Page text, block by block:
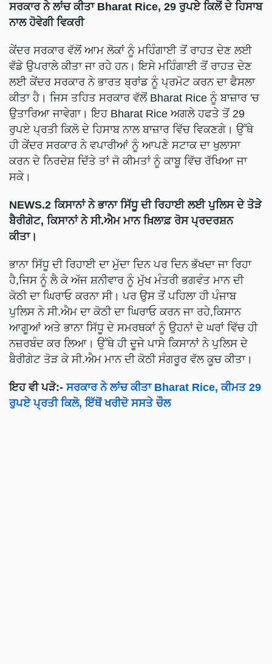
ਸਰਕਾਰ ਨੇ ਲਾਂਚ ਕੀਤਾ Bharat Rice, 29 ਰੁਪਏ ਕਿਲੋਂ ਦੇ ਹਿਸਾਬ
ਨਾਲ ਹੋਵੇਗੀ ਵਿਕਰੀ
ਕੇਂਦਰ ਸਰਕਾਰ ਵੱਲੋਂ ਆਮ ਲੋਕਾਂ ਨੂੰ ਮਹਿੰਗਾਈ ਤੋਂ ਰਾਹਤ ਦੇਣ ਲਈ
ਵੱਡੇ ਉਪਰਾਲੇ ਕੀਤਾ ਜਾ ਰਹੇ ਹਨ। ਇਸੇ ਮਹਿੰਗਾਈ ਤੋਂ ਰਾਹਤ ਦੇਣ
ਲਈ ਕੇਂਦਰ ਸਰਕਾਰ ਨੇ ਭਾਰਤ ਬ੍ਰਾਂਡ ਨੂੰ ਪ੍ਰਮੋਟ ਕਰਨ ਦਾ ਫੈਸਲਾ
ਕੀਤਾ ਹੈ। ਜਿਸ ਤਹਿਤ ਸਰਕਾਰ ਵੱਲੋਂ Bharat Rice ਨੂੰ ਬਾਜ਼ਾਰ 'ਚ
ਉਤਾਰਿਆ ਜਾਵੇਗਾ। ਇਹ Bharat Rice ਅਗਲੇ ਹਫਤੇ ਤੋਂ 29
ਰੁਪਏ ਪ੍ਰਤੀ ਕਿਲੋ ਦੇ ਹਿਸਾਬ ਨਾਲ ਬਾਜ਼ਾਰ ਵਿੱਚ ਵਿਕਣਗੇ। ਉੱਥੇ
ਹੀ ਕੇਂਦਰ ਸਰਕਾਰ ਨੇ ਵਪਾਰੀਆਂ ਨੂੰ ਆਪਣੇ ਸਟਾਕ ਦਾ ਖੁਲਾਸਾ
ਕਰਨ ਦੇ ਨਿਰਦੇਸ਼ ਦਿੱਤੇ ਤਾਂ ਜੋ ਕੀਮਤਾਂ ਨੂੰ ਕਾਬੂ ਵਿੱਚ ਰੱਖਿਆ ਜਾ
ਸਕੇ।
NEWS.2 ਕਿਸਾਨਾਂ ਨੇ ਭਾਨਾ ਸਿੱਧੂ ਦੀ ਰਿਹਾਈ ਲਈ ਪੁਲਿਸ ਦੇ ਤੋੜੇ
ਬੈਰੀਗੇਟ, ਕਿਸਾਨਾਂ ਨੇ ਸੀ.ਐਮ ਮਾਨ ਖ਼ਿਲਾਫ਼ ਰੋਸ ਪ੍ਰਦਰਸ਼ਨ
ਕੀਤਾ।
ਭਾਨਾ ਸਿੱਧੂ ਦੀ ਰਿਹਾਈ ਦਾ ਮੁੱਦਾ ਦਿਨ ਪਰ ਦਿਨ ਭੱਖਦਾ ਜਾ ਰਿਹਾ
ਹੈ,ਜਿਸ ਨੂੰ ਲੈ ਕੇ ਅੱਜ ਸ਼ਨੀਵਾਰ ਨੂੰ ਮੁੱਖ ਮੰਤਰੀ ਭਗਵੰਤ ਮਾਨ ਦੀ
ਕੋਠੀ ਦਾ ਘਿਰਾਓ ਕਰਨਾ ਸੀ। ਪਰ ਉਸ ਤੋਂ ਪਹਿਲਾ ਹੀ ਪੰਜਾਬ
ਪੁਲਿਸ ਨੇ ਸੀ.ਐਮ ਦਾ ਕੋਠੀ ਦਾ ਘਿਰਾਓ ਕਰਨ ਜਾ ਰਹੇ,ਕਿਸਾਨ
ਆਗੂਆਂ ਅਤੇ ਭਾਨਾ ਸਿੱਧੂ ਦੇ ਸਮਰਥਕਾਂ ਨੂੰ ਉਹਨਾਂ ਦੇ ਘਰਾਂ ਵਿੱਚ ਹੀ
ਨਜ਼ਰਬੰਦ ਕਰ ਲਿਆ। ਉੱਥੇ ਹੀ ਦੂਜੇ ਪਾਸੇ ਕਿਸਾਨਾਂ ਨੇ ਪੁਲਿਸ ਦੇ
ਬੈਰੀਗੇਟ ਤੋੜ ਕੇ ਸੀ.ਐਮ ਮਾਨ ਦੀ ਕੋਠੀ ਸੰਗਰੂਰ ਵੱਲ ਕੂਚ ਕੀਤਾ।
ਇਹ ਵੀ ਪੜੋ:-ਸਰਕਾਰ ਨੇ ਲਾਂਚ ਕੀਤਾ Bharat Rice, ਕੀਮਤ 29
ਰੁਪਏ ਪ੍ਰਤੀ ਕਿਲੋ, ਇੱਥੋਂ ਖਰੀਦੋ ਸਸਤੇ ਚੌਲ